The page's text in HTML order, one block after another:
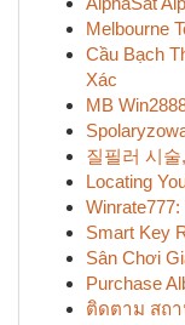
Melbourne
Cầu Bạch
Xác
MB
질필러 시
Locating
Smart Key
Sân Chơi
Purchase
ติดตาม สถา